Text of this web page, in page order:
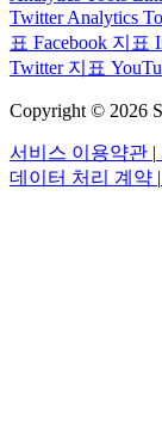
Twitter Analytics
표 Facebook 지표
Twitter 지표
Copyright © 2026
서비스 이용약관 |
데이터 처리 계약 |